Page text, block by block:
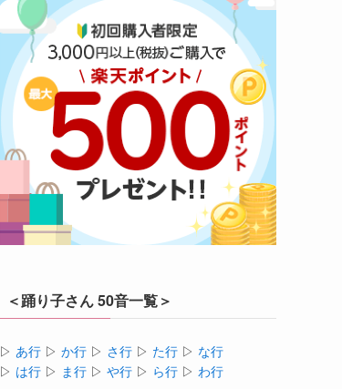
＜踊り子さん 50音一覧＞
▷ あ行 ▷ か行 ▷ さ行 ▷ た行 ▷ な行
▷ は行 ▷ ま行 ▷ や行 ▷ ら行 ▷ わ行